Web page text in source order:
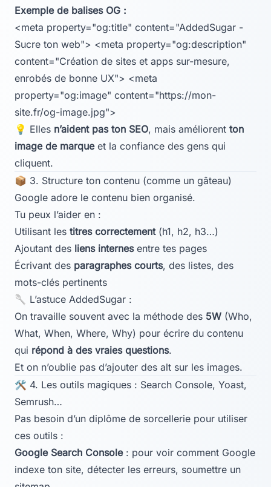
Exemple de balises OG :
<meta property="og:title" content="AddedSugar -
Sucre ton web"> <meta property="og:description"
content="Création de sites et apps sur-mesure,
enrobés de bonne UX"> <meta
property="og:image" content="https://mon-
site.fr/og-image.jpg">
💡 Elles n’aident pas ton SEO, mais améliorent ton
image de marqueet la confiance des gens qui
cliquent.
📦 3. Structure ton contenu (comme un gâteau)
Google adore le contenu bien organisé.
Tu peux l’aider en :
Utilisant les titres correctement(h1, h2, h3…)
Ajoutant des liens internesentre tes pages
Écrivant des paragraphes courts, des listes, des
mots-clés pertinents
🥄 L’astuce AddedSugar :
On travaille souvent avec la méthode des 5W (Who,
What, When, Where, Why) pour écrire du contenu
qui répond à des vraies questions.
Et on n’oublie pas d’ajouter des alt sur les images.
🛠️ 4. Les outils magiques : Search Console, Yoast,
Semrush…
Pas besoin d’un diplôme de sorcellerie pour utiliser
ces outils :
Google Search Console: pour voir comment Google
indexe ton site, détecter les erreurs, soumettre un